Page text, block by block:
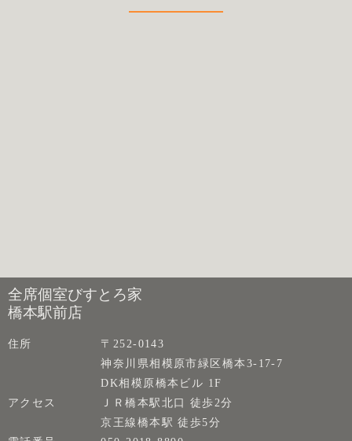
全席個室びすとろ家
橋本駅前店
住所
〒252-0143
神奈川県相模原市緑区橋本3-17-7
DK相模原橋本ビル 1F
アクセス
ＪＲ橋本駅北口 徒歩2分
京王線橋本駅 徒歩5分